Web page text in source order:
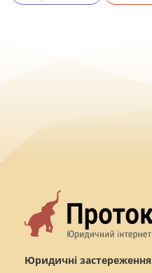
Юридичні застереження